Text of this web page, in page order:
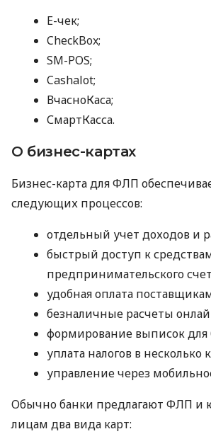
E-чек;
CheckBox;
SM-POS;
Cashalot;
ВчасноКаса;
СмартКасса.
О бизнес-картах
Бизнес-карта для ФЛП
следующих процессов:
отдельный учет доходов и
быстрый доступ к
предпринимательского
удобная оплата
безналичные расчеты
формирование выписок для
уплата налогов в несколько
управление через
Обычно банки предлагают ФЛП и
лицам два вида карт: